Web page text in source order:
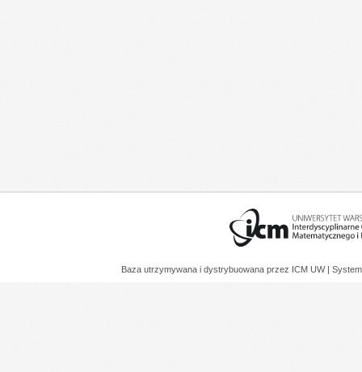
Baza utrzymywana i dystrybuowana przez ICM UW |